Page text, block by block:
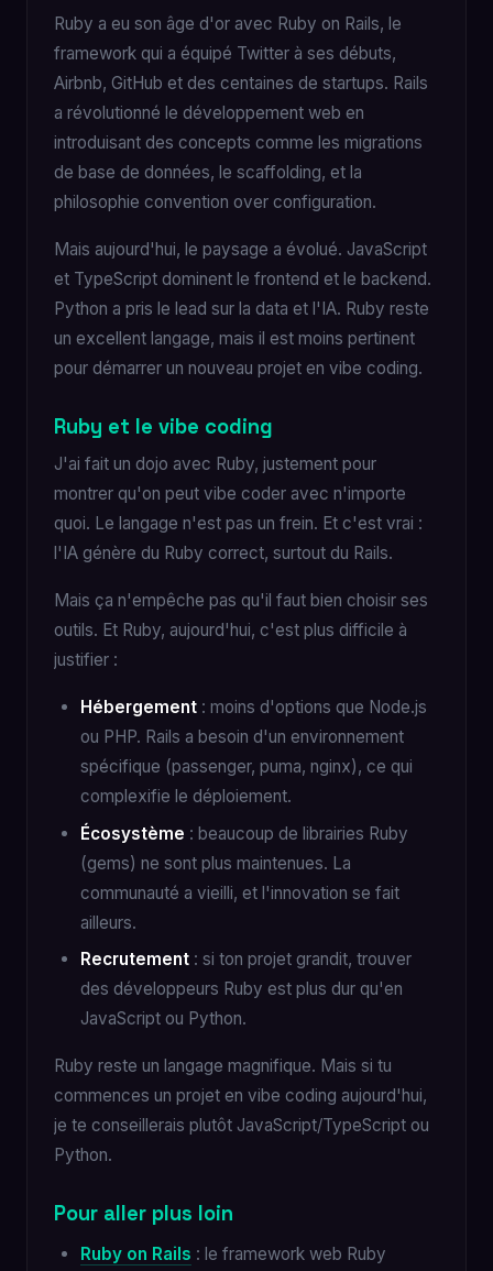
Ruby a eu son âge d'or avec Ruby on Rails, le
framework qui a équipé Twitter à ses débuts,
Airbnb, GitHub et des centaines de startups. Rails
a révolutionné le développement web en
introduisant des concepts comme les migrations
de base de données, le scaffolding, et la
philosophie convention over configuration.
Mais aujourd'hui, le paysage a évolué. JavaScript
et TypeScript dominent le frontend et le backend.
Python a pris le lead sur la data et l'IA. Ruby reste
un excellent langage, mais il est moins pertinent
pour démarrer un nouveau projet en vibe coding.
Ruby et le vibe coding
J'ai fait un dojo avec Ruby, justement pour
montrer qu'on peut vibe coder avec n'importe
quoi. Le langage n'est pas un frein. Et c'est vrai :
l'IA génère du Ruby correct, surtout du Rails.
Mais ça n'empêche pas qu'il faut bien choisir ses
outils. Et Ruby, aujourd'hui, c'est plus difficile à
justifier :
Hébergement : moins d'options que Node.js
ou PHP. Rails a besoin d'un environnement
spécifique (passenger, puma, nginx), ce qui
complexifie le déploiement.
Écosystème : beaucoup de librairies Ruby
(gems) ne sont plus maintenues. La
communauté a vieilli, et l'innovation se fait
ailleurs.
Recrutement : si ton projet grandit, trouver
des développeurs Ruby est plus dur qu'en
JavaScript ou Python.
Ruby reste un langage magnifique. Mais si tu
commences un projet en vibe coding aujourd'hui,
je te conseillerais plutôt JavaScript/TypeScript ou
Python.
Pour aller plus loin
Ruby on Rails : le framework web Ruby